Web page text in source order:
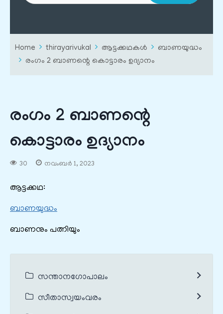
Home thirayarivukal ആട്ടക്കഥകൾ
ബാണയുദ്ധം
രംഗം 2 ബാണന്റെ കൊട്ടാരം ഉദ്യാനം
രംഗം 2 ബാണന്റെ
കൊട്ടാരം ഉദ്യാനം
30 നവംബർ 1, 2023
ആട്ടക്കഥ:
ബാണയുദ്ധം
ബാണനും പത്നിയും
സന്താനഗോപാലം
സീതാസ്വയംവരം